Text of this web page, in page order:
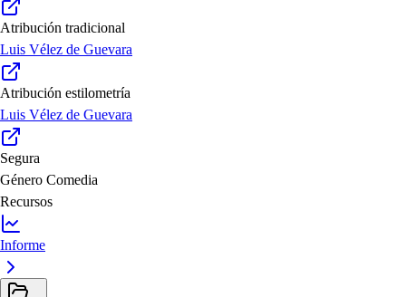
Atribución tradicional
Luis Vélez de Guevara
Atribución estilometría
Luis Vélez de Guevara
Segura
Género Comedia
Recursos
Informe